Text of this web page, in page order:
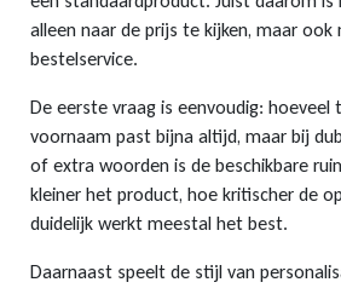
alleen naar de prijs te kijken, maar ook
bestelservice.
De eerste vraag is eenvoudig: hoeveel
voornaam past bijna altijd, maar bij
of extra woorden is de beschikbare
kleiner het product, hoe kritischer de
duidelijk werkt meestal het best.
Daarnaast speelt de stijl van